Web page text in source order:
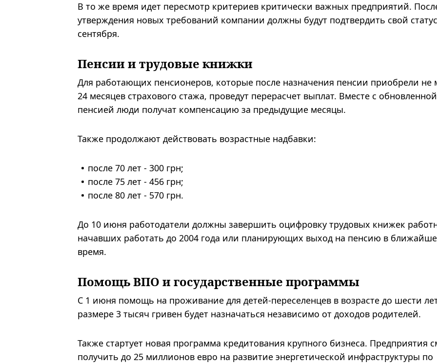
В то же время идет пересмотр критериев критически важных предприятий.
утверждения новых требований компании должны будут подтвердить свой
сентября.
Пенсии и трудовые книжки
Для работающих пенсионеров, которые после назначения пенсии приобрели не
24 месяцев страхового стажа, проведут перерасчет выплат. Вместе с обновленной
пенсией люди получат компенсацию за предыдущие месяцы.
Также продолжают действовать возрастные надбавки:
после 70 лет - 300 грн;
после 75 лет - 456 грн;
после 80 лет - 570 грн.
До 10 июня работодатели должны завершить оцифровку трудовых книжек
начавших работать до 2004 года или планирующих выход на пенсию в
время.
Помощь ВПО и государственные программы
С 1 июня помощь на проживание для детей-переселенцев в возрасте до шести
размере 3 тысяч гривен будет назначаться независимо от доходов родителей.
Также стартует новая программа кредитования крупного бизнеса. Предприятия
получить до 25 миллионов евро на развитие энергетической инфраструктуры по